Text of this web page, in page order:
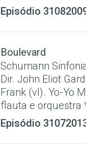
Episódio
Boulevard
Schumann
Dir. John Eliot
Frank (vl). Yo-Yo
flauta e orquestra
Episódio